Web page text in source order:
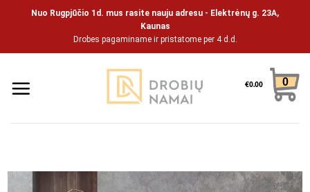
Nuo Rugpjūčio 1d. mus rasite nauju adresu - Elektrėnų g. 23A,
Kaunas
Drobes pagaminame ir pristatome per 4 d.d.
€0.00 0